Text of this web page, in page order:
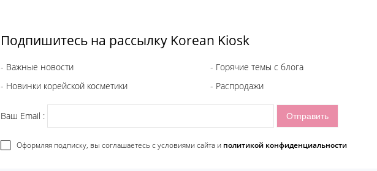
Подпишитесь на рассылку Korean Kiosk
- Важные новости
- Горячие темы с блога
- Новинки корейской косметики
- Распродажи
Ваш Email :
Оформляя подписку, вы соглашаетесь c условиями сайта и политикой конфиденциальности